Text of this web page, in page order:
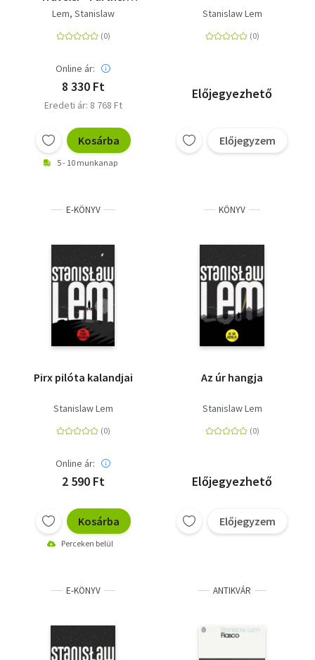
Reminiscences of Ijon
Lem, Stanislaw
Online ár:
8 330 Ft
Eredeti ár: 8 768 Ft
Kosárba
5 - 10 munkanap
Stanislaw Lem
Előjegyezhető
Előjegyzem
E-KÖNYV
Pirx pilóta kalandjai
Stanislaw Lem
Online ár:
2 590 Ft
Kosárba
Perceken belül
KÖNYV
Az úr hangja
Stanislaw Lem
Előjegyezhető
Előjegyzem
E-KÖNYV ANTIKVÁR